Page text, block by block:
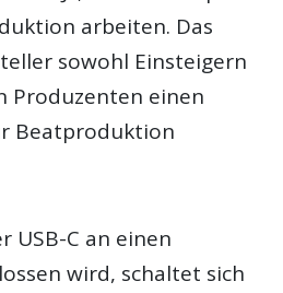
arbeiten. Das
sowohl Einsteigern
Produzenten einen
Beatproduktion
USB-C an einen
wird, schaltet sich